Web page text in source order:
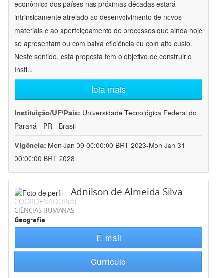
econômico dos países nas próximas décadas estará
intrinsicamente atrelado ao desenvolvimento de novos
materiais e ao aperfeiçoamento de processos que ainda hoje
se apresentam ou com baixa eficiência ou com alto custo.
Neste sentido, esta proposta tem o objetivo de construir o
Insti...
leia mais
Instituição/UF/País: Universidade Tecnológica Federal do
Paraná - PR - Brasil
Vigência: Mon Jan 09 00:00:00 BRT 2023-Mon Jan 31
00:00:00 BRT 2028
Adnilson de Almeida Silva
COORDENADOR(A)
CIÊNCIAS HUMANAS
Geografia
E-mail
Currículo